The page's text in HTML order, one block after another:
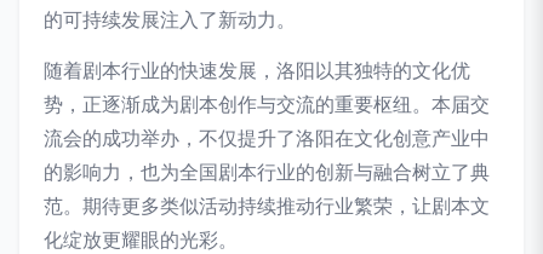
的可持续发展注入了新动力。
随着剧本行业的快速发展，洛阳以其独特的文化优
势，正逐渐成为剧本创作与交流的重要枢纽。本届交
流会的成功举办，不仅提升了洛阳在文化创意产业中
的影响力，也为全国剧本行业的创新与融合树立了典
范。期待更多类似活动持续推动行业繁荣，让剧本文
化绽放更耀眼的光彩。